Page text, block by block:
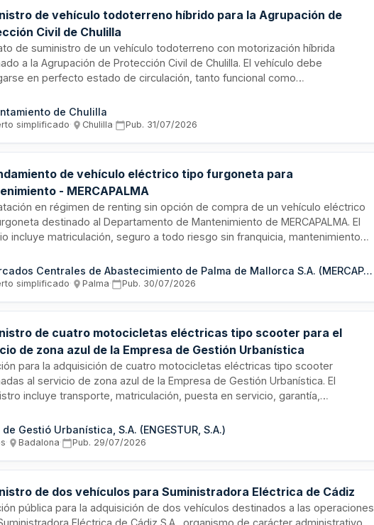
de vehículo todoterreno híbrido para la Agrupación de
Civil de Chulilla
de suministro de un vehículo todoterreno con motorización híbrida
a la Agrupación de Protección Civil de Chulilla. El vehículo debe
en perfecto estado de circulación, tanto funcional como
para su puesta en servicio como la ITV. La adjudicación se realizará
al procedimiento abierto simplificado sumario, considerando la mejor
de Chulilla
simplificado· Chulilla· Pub. 31/07/2026
de vehículo eléctrico tipo furgoneta para
- MERCAPALMA
en régimen de renting sin opción de compra de un vehículo eléctrico
destinado al Departamento de Mantenimiento de MERCAPALMA. El
incluye matriculación, seguro a todo riesgo sin franquicia, mantenimiento
de sustitución, rotulación y demás prestaciones accesorias. La duración
es de cuarenta y ocho meses, con inicio previsto en septiembre de
Mercados Centrales de Abastecimiento de Palma de Mallorca S.A. (MERCAPALMA S.A.)
simplificado· Palma· Pub. 30/07/2026
de cuatro motocicletas eléctricas tipo scooter para el
de zona azul de la Empresa de Gestión Urbanística
para la adquisición de cuatro motocicletas eléctricas tipo scooter
al servicio de zona azul de la Empresa de Gestión Urbanística. El
incluye transporte, matriculación, puesta en servicio, garantía,
accesorias necesarias para la operatividad completa de los
durante su período de cobertura.
de Gestió Urbanística, S.A. (ENGESTUR, S.A.)
· Badalona· Pub. 29/07/2026
de dos vehículos para Suministradora Eléctrica de Cádiz
pública para la adquisición de dos vehículos destinados a las operaciones
Eléctrica de Cádiz S.A., organismo de carácter administrativo